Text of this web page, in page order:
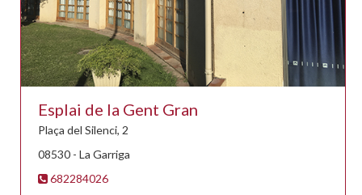
Esplai de la Gent Gran
Plaça del Silenci, 2
08530 - La Garriga
682284026